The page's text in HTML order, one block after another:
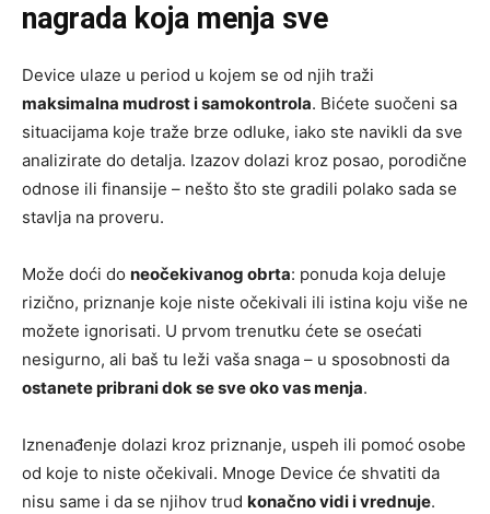
nagrada koja menja sve
Device ulaze u period u kojem se od njih traži
maksimalna mudrost i samokontrola. Bićete suočeni sa
situacijama koje traže brze odluke, iako ste navikli da sve
analizirate do detalja. Izazov dolazi kroz posao, porodične
odnose ili finansije – nešto što ste gradili polako sada se
stavlja na proveru.
Može doći do neočekivanog obrta: ponuda koja deluje
rizično, priznanje koje niste očekivali ili istina koju više ne
možete ignorisati. U prvom trenutku ćete se osećati
nesigurno, ali baš tu leži vaša snaga – u sposobnosti da
ostanete pribrani dok se sve oko vas menja.
Iznenađenje dolazi kroz priznanje, uspeh ili pomoć osobe
od koje to niste očekivali. Mnoge Device će shvatiti da
nisu same i da se njihov trud konačno vidi i vrednuje.